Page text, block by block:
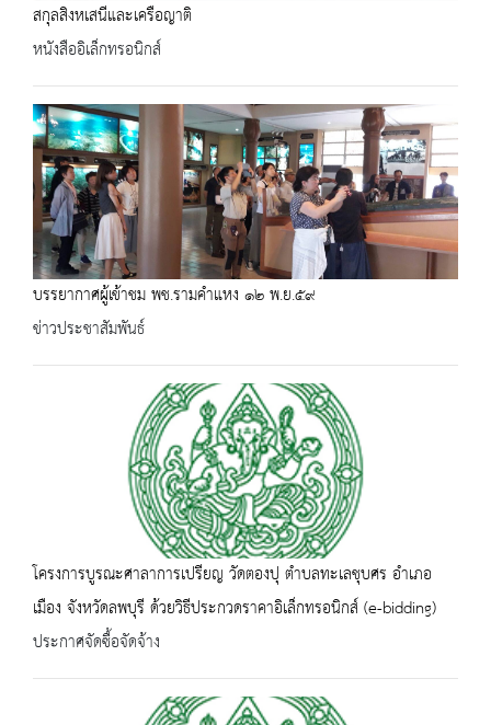
สกุลสิงหเสนีและเครือญาติ
หนังสืออิเล็กทรอนิกส์
บรรยากาศผู้เข้าชม พช.รามคำแหง ๑๒ พ.ย.๕๙
ข่าวประชาสัมพันธ์
โครงการบูรณะศาลาการเปรียญ วัดตองปุ ตำบลทะเลชุบศร อำเภอ
เมือง จังหวัดลพบุรี ด้วยวิธีประกวดราคาอิเล็กทรอนิกส์ (e-bidding)
ประกาศจัดซื้อจัดจ้าง